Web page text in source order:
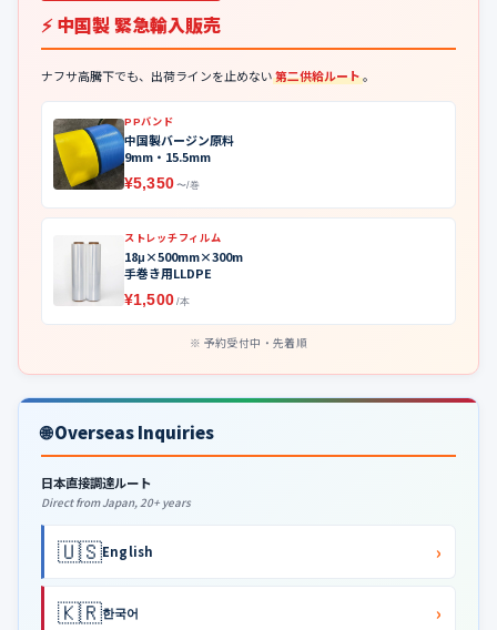
⚡ 中国製 緊急輸入販売
ナフサ高騰下でも、出荷ラインを止めない第二供給ルート。
PPバンド
中国製バージン原料
9mm・15.5mm
¥5,350 〜/巻
ストレッチフィルム
18μ×500mm×300m
手巻き用LLDPE
¥1,500 /本
予約受付中・先着順
🌐 Overseas Inquiries
日本直接調達ルート
Direct from Japan, 20+ years
🇺🇸English ›
🇰🇷한국어 ›